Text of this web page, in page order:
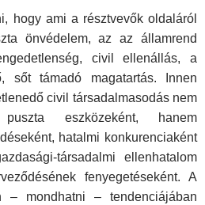
hogy ami a résztvevők oldaláról
önvédelem, az az államrend
civil ellenállás, a
sőt támadó ma­gatartás. Innen
civil társadalmasodás nem
eszközeként, hanem
hatalmi konkurenciaként
társadalmi ellenhatalom
fenyegetéseként. A
– mondhatni – tendenciájá­ban